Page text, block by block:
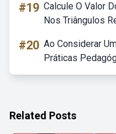
#19 Calcule O Valor
Nos Triângulos
#20 Ao Considerar
Práticas
Related Posts